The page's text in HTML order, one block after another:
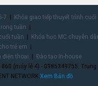
7
Khóa giao tiếp thuyết trình
tuần
tuần
Khóa học MC chuyên
trẻ em
điện thoại
Đào tạo In-house
(máy lẻ 4) - 0985349755.
NETWORK.Xem Bản đồ